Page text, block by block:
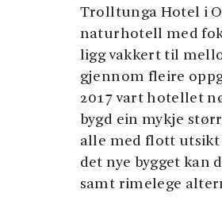
Trolltunga Hotel i
naturhotell med
ligg vakkert til
gjennom fleire
2017 vart hotellet
bygd ein mykje
alle med flott
det nye bygget kan
samt rimelege